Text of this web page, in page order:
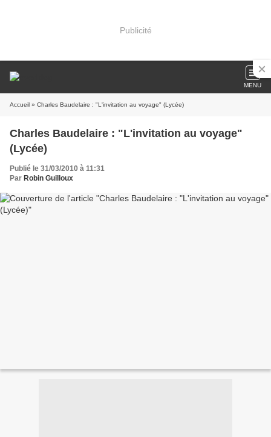
Publicité
MENU
Accueil » Charles Baudelaire : "L'invitation au voyage" (Lycée)
Charles Baudelaire : "L'invitation au voyage"
(Lycée)
Publié le 31/03/2010 à 11:31
Par Robin Guilloux